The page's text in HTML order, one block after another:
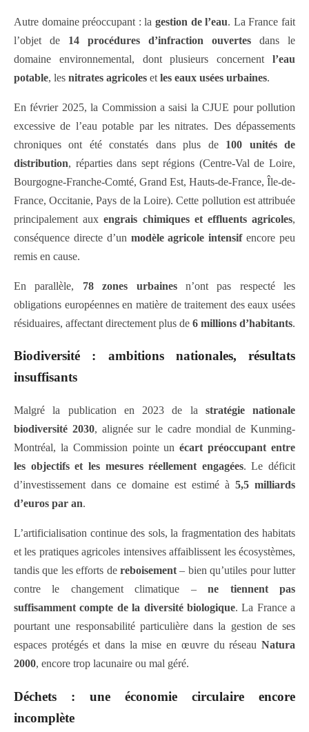
Autre domaine préoccupant : la gestion de l’eau. La France fait
l’objet de 14 procédures d’infraction ouvertes dans le
domaine environnemental, dont plusieurs concernent l’eau
potable, les nitrates agricoles et les eaux usées urbaines.
En février 2025, la Commission a saisi la CJUE pour pollution
excessive de l’eau potable par les nitrates. Des dépassements
chroniques ont été constatés dans plus de 100 unités de
distribution, réparties dans sept régions (Centre-Val de Loire,
Bourgogne-Franche-Comté, Grand Est, Hauts-de-France, Île-de-
France, Occitanie, Pays de la Loire). Cette pollution est attribuée
principalement auxengrais chimiques et effluents agricoles,
conséquence directe d’un modèle agricole intensifencore peu
remis en cause.
En parallèle, 78 zones urbainesn’ont pas respecté les
obligations européennes en matière de traitement des eaux usées
résiduaires, affectant directement plus de 6 millions d’habitants.
Biodiversité : ambitions nationales, résultats
insuffisants
Malgré la publication en 2023 de la stratégie nationale
biodiversité 2030, alignée sur le cadre mondial de Kunming-
Montréal, la Commission pointe unécart préoccupant entre
les objectifs et les mesures réellement engagées. Le déficit
d’investissement dans ce domaine est estimé à 5,5 milliards
d’euros par an.
L’artificialisation continue des sols, la fragmentation des habitats
et les pratiques agricoles intensives affaiblissent les écosystèmes,
tandis que les efforts de reboisement – bien qu’utiles pour lutter
contre le changement climatique –ne tiennent pas
suffisamment compte de la diversité biologique. La France a
pourtant une responsabilité particulière dans la gestion de ses
espaces protégés et dans la mise en œuvre du réseau Natura
2000, encore trop lacunaire ou mal géré.
Déchets : une économie circulaire encore
incomplète